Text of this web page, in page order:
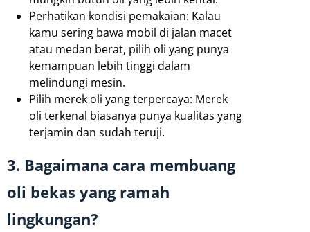
Perhatikan kondisi pemakaian: Kalau
kamu sering bawa mobil di jalan macet
atau medan berat, pilih oli yang punya
kemampuan lebih tinggi dalam
melindungi mesin.
Pilih merek oli yang terpercaya: Merek
oli terkenal biasanya punya kualitas yang
terjamin dan sudah teruji.
3. Bagaimana cara membuang
oli bekas yang ramah
lingkungan?